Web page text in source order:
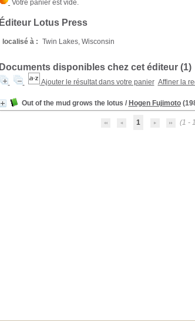
Éditeur Lotus Press
localisé à : Twin Lakes, Wisconsin
Documents disponibles chez cet éditeur (1)
Ajouter le résultat dans votre panier Affiner la
Out of the mud grows the lotus / Hogen Fujimoto
1 (1 -